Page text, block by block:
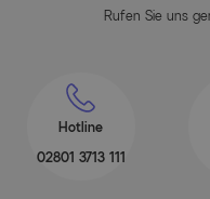
Hauptfarbe
Rufen Sie uns
Hotline
02801 3713 111